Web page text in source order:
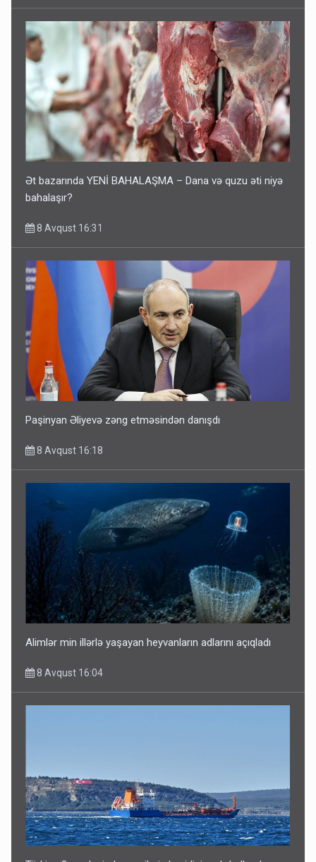
Ət bazarında YENİ BAHALAŞMA – Dana və quzu əti niyə
bahalaşır?
8 Avqust 16:31
Paşinyan Əliyevə zəng etməsindən danışdı
8 Avqust 16:18
Alimlər min illərlə yaşayan heyvanların adlarını açıqladı
8 Avqust 16:04